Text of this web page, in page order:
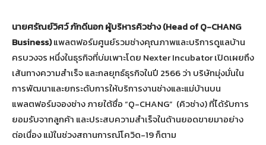
นายศรัณย์วิศว์ ภักดีนอก ผู้บริหารคิวช่าง (Head of Q-CHANG
Business)แพลตฟอร์มศูนย์รวมช่างคุณภาพและบริการดูแลบ้าน
ครบวงจร หนึ่งในธุรกิจที่บ่มเพาะโดย Nexter Incubator เปิดเผยถึง
เส้นทางความสำเร็จ และกลยุทธ์ธุรกิจในปี 2566 ว่า บริษัทมุ่งมั่นใน
การพัฒนาและยกระดับการให้บริการงานช่างและแม่บ้านบน
แพลตฟอร์มจองช่าง ภายใต้ชื่อ “Q-CHANG” (คิวช่าง) ที่ได้รับการ
ยอมรับจากลูกค้า และประสบความสำเร็จในด้านยอดขายมาอย่าง
ต่อเนื่อง แม้ในช่วงสถานการณ์โควิด-19 ก็ตาม